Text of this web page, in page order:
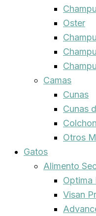
Oster
Camas
Cunas
Cunas
Otros
Gatos
Alimento
Optima
Visan